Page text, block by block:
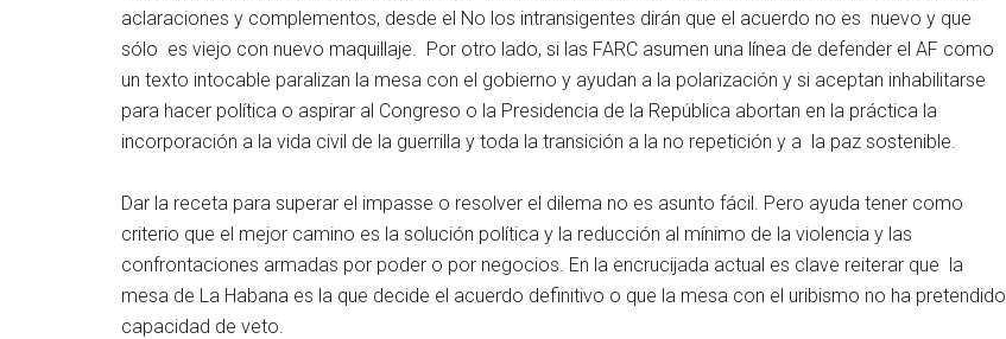
aclaraciones y complementos, desde el No los intransigentes dirán que el acuerdo no es nuevo y que
sólo es viejo con nuevo maquillaje. Por otro lado, si las FARC asumen una línea de defender el AF como
un texto intocable paralizan la mesa con el gobierno y ayudan a la polarización y si aceptan inhabilitarse
para hacer política o aspirar al Congreso o la Presidencia de la República abortan en la práctica la
incorporación a la vida civil de la guerrilla y toda la transición a la no repetición y a la paz sostenible.
Dar la receta para superar el impasse o resolver el dilema no es asunto fácil. Pero ayuda tener como
criterio que el mejor camino es la solución política y la reducción al mínimo de la violencia y las
confrontaciones armadas por poder o por negocios. En la encrucijada actual es clave reiterar que la
mesa de La Habana es la que decide el acuerdo definitivo o que la mesa con el uribismo no ha pretendido
capacidad de veto.